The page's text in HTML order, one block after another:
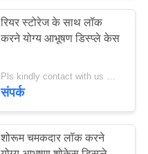
रियर स्टोरेज के साथ लॉक
करने योग्य आभूषण डिस्प्ले केस
संपर्क
शोरूम चमकदार लॉक करने